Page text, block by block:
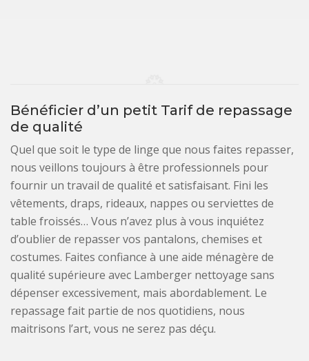
Bénéficier d’un petit Tarif de repassage
de qualité
Quel que soit le type de linge que nous faites repasser,
nous veillons toujours à être professionnels pour
fournir un travail de qualité et satisfaisant. Fini les
vêtements, draps, rideaux, nappes ou serviettes de
table froissés… Vous n’avez plus à vous inquiétez
d’oublier de repasser vos pantalons, chemises et
costumes. Faites confiance à une aide ménagère de
qualité supérieure avec Lamberger nettoyage sans
dépenser excessivement, mais abordablement. Le
repassage fait partie de nos quotidiens, nous
maitrisons l’art, vous ne serez pas déçu.